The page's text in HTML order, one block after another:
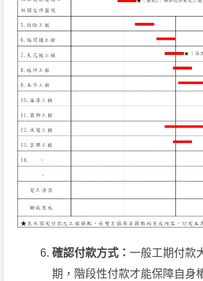
確認付款方式：一般工期付款
期，階段性付款才能保障自身